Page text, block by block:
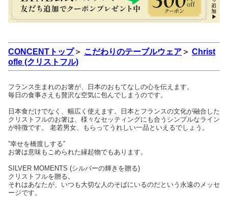
CONCENTトップ＞ こだわりのテーブルウェア ＞ Christ
ofle (クリストフル)
フランス生まれのお箸が、日本のおもてなしの心を伝えます。
毎日の食事さえも贅沢な空気に包んでしまうのです。
日本食だけでなく、幅広く使えます。日本とフランスの文化が融合した
クリストフルのお箸は、様々なセッティングにも合うシンプルなライン
が特徴です。 老若男女、もらってうれしい一品といえるでしょう。
”幸せを橋渡しする”
お箸は意味もこめられた縁起物でもあります。
SILVER MOMENTS (シルバーの輝きを贈る)
クリストフルを贈る。
それはあなたが、いつも大切な人のそばにいるのだという永遠のメッセ
ージです。